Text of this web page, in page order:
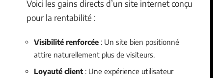
Voici les gains directs d’un site internet conçu
pour la rentabilité :
Visibilité renforcée : Un site bien positionné
attire naturellement plus de visiteurs.
Loyauté client : Une expérience utilisateur